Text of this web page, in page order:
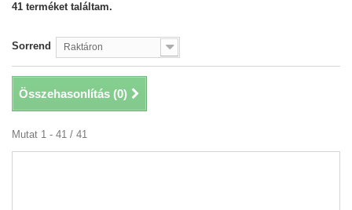
41 terméket találtam.
Sorrend Raktáron
Összehasonlítás (0)
Mutat 1 - 41 / 41